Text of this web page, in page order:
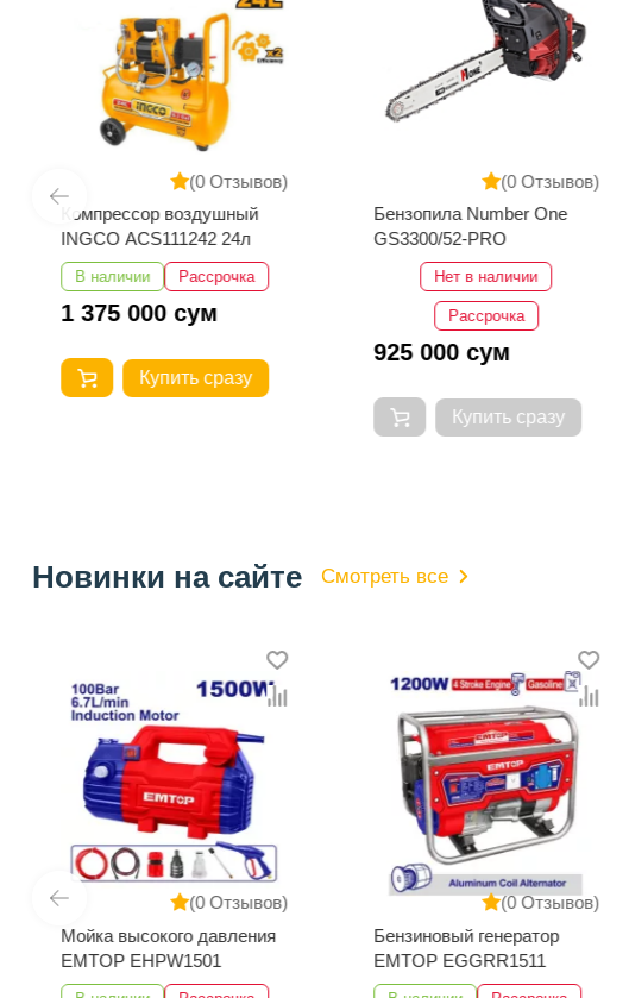
(0 Отзывов)
Компрессор воздушный
INGCO ACS111242 24л
В наличии Рассрочка
1 375 000 сум
Купить сразу
(0 Отзывов)
Бензопила Number One
GS3300/52-PRO
Нет в наличии
Рассрочка
925 000 сум
Купить сразу
Новинки на сайте Смотреть все
(0 Отзывов)
Мойка высокого давления
EMTOP EHPW1501
(0 Отзывов)
Бензиновый генератор
EMTOP EGGRR1511